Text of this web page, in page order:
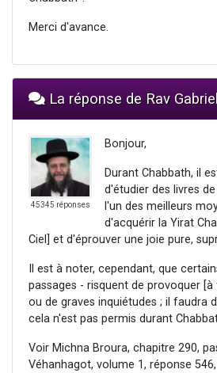
Merci d'avance.
La réponse de Rav
45345 réponses
Bonjour,
Durant Chabbath, il
d'étudier des livres
l'un des meilleurs
d'acquérir la Yirat
Ciel] et d'éprouver une joie pure,
Il est à noter, cependant, que
passages - risquent de provoquer
ou de graves inquiétudes ; il faudra
cela n'est pas permis durant
Voir Michna Broura, chapitre 290,
Véhanhagot, volume 1, réponse